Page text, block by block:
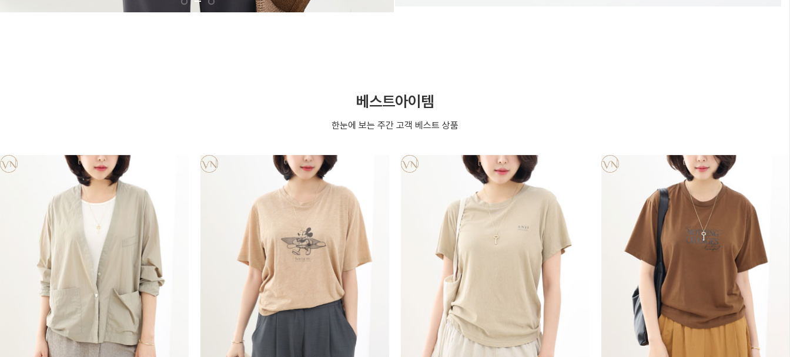
베스트아이템
한눈에 보는 주간 고객 베스트 상품